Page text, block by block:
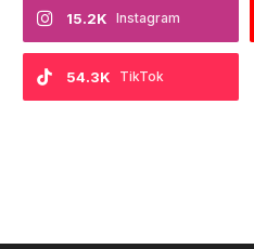
Instagram
15.2K
TikTok
54.3K